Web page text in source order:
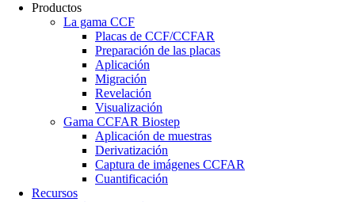
Productos
La gama CCF
Placas de CCF/CCFAR
Preparación de las placas
Aplicación
Migración
Revelación
Visualización
Gama CCFAR Biostep
Aplicación de muestras
Derivatización
Captura de imágenes CCFAR
Cuantificación
Recursos